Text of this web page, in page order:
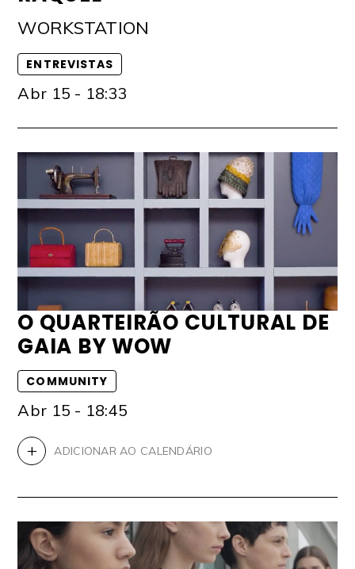
WORKSTATION
ENTREVISTAS
Abr 15 - 18:33
O QUARTEIRÃO CULTURAL DE
GAIA BY WOW
COMMUNITY
Abr 15 - 18:45
+ ADICIONAR AO CALENDÁRIO